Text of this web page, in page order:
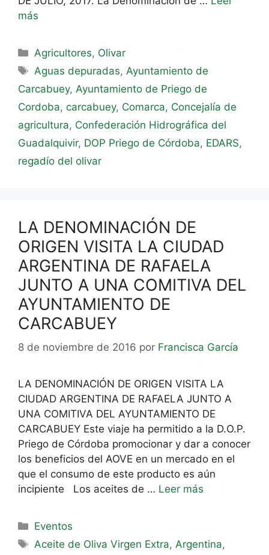
más
Agricultores, Olivar
Aguas depuradas, Ayuntamiento de
Carcabuey, Ayuntamiento de Priego de
Cordoba, carcabuey, Comarca, Concejalía de
agricultura, Confederación Hidrográfica del
Guadalquivir, DOP Priego de Córdoba, EDARS,
regadío del olivar
LA DENOMINACIÓN DE
ORIGEN VISITA LA CIUDAD
ARGENTINA DE RAFAELA
JUNTO A UNA COMITIVA DEL
AYUNTAMIENTO DE
CARCABUEY
8 de noviembre de 2016 por Francisca García
LA DENOMINACIÓN DE ORIGEN VISITA LA
CIUDAD ARGENTINA DE RAFAELA JUNTO A
UNA COMITIVA DEL AYUNTAMIENTO DE
CARCABUEY Este viaje ha permitido a la D.O.P.
Priego de Córdoba promocionar y dar a conocer
los beneficios del AOVE en un mercado en el
que el consumo de este producto es aún
incipiente Los aceites de … Leer más
Eventos
Aceite de Oliva Virgen Extra,Argentina,